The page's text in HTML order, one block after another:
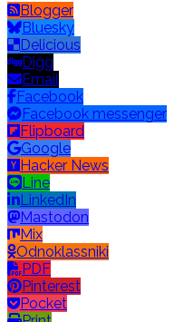
Blogger
Bluesky
Delicious
Digg
Email
Facebook
Facebook messenger
Flipboard
Google
Hacker News
Line
LinkedIn
Mastodon
Mix
Odnoklassniki
PDF
Pinterest
Pocket